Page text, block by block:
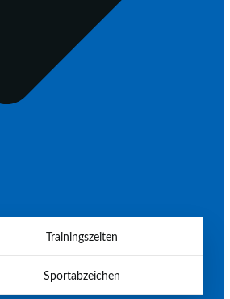
Trainingszeiten
Sportabzeichen